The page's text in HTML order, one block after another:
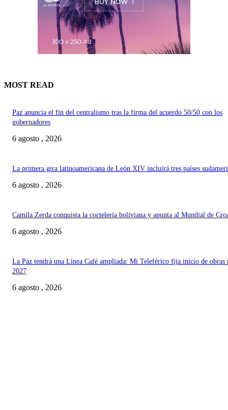
MOST READ
Paz anuncia el fin del centralismo tras la firma del acuerdo 50/50 con los
gobernadores
6 agosto , 2026
La primera gira latinoamericana de León XIV incluirá tres países
6 agosto , 2026
Camila Zerda conquista la coctelería boliviana y apunta al Mundial de
6 agosto , 2026
La Paz tendrá una Línea Café ampliada: Mi Teleférico fija inicio de obras
2027
6 agosto , 2026